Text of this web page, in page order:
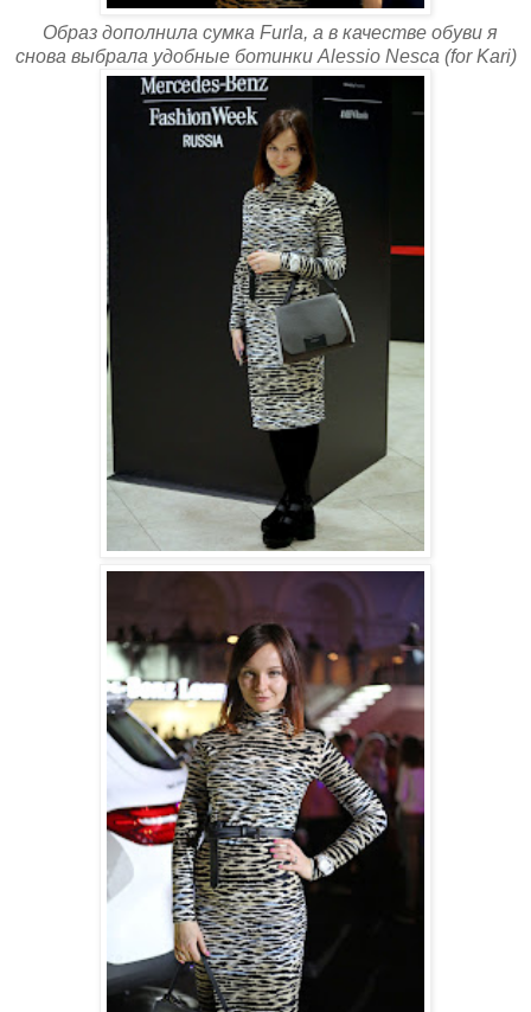
Образ дополнила сумка Furla, а в качестве обуви я
снова выбрала удобные ботинки Alessio Nesca (for Kari)